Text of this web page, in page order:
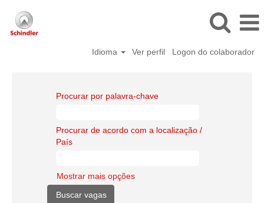
Idioma Ver perfil Logon do colaborador
Procurar por palavra-chave
Procurar de acordo com a localização /
País
Mostrar mais opções